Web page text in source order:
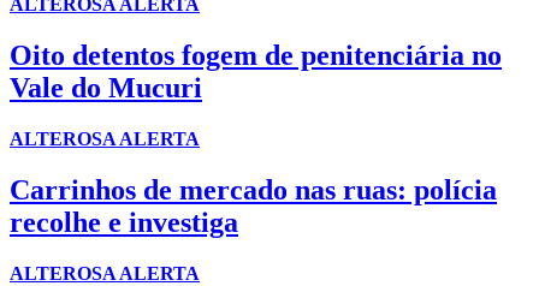
ALTEROSA ALERTA
Oito detentos fogem de penitenciária no
Vale do Mucuri
ALTEROSA ALERTA
Carrinhos de mercado nas ruas: polícia
recolhe e investiga
ALTEROSA ALERTA